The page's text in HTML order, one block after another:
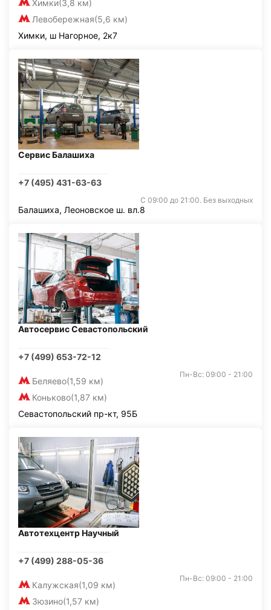
Химки(3,8 км)
Левобережная(5,6 км)
Химки, ш Нагорное, 2к7
Сервис Балашиха
+7 (495) 431-63-63
С 09:00 до 21:00. Без выходных
Балашиха, Леоновское ш. вл.8
Автосервис Севастопольский
+7 (499) 653-72-12
Беляево(1,59 км)
Коньково(1,87 км)
Пн-Вс: 09:00 - 21:00
Севастопольский пр-кт, 95Б
Автотехцентр Научный
+7 (499) 288-05-36
Калужская(1,09 км)
Зюзино(1,57 км)
Пн-Вс: 09:00 - 21:00